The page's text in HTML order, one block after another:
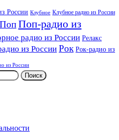
России Клубное Клубное радио из России
ПопПоп-радио из
радио из России Релакс
из России Рок Рок-радио из
из России